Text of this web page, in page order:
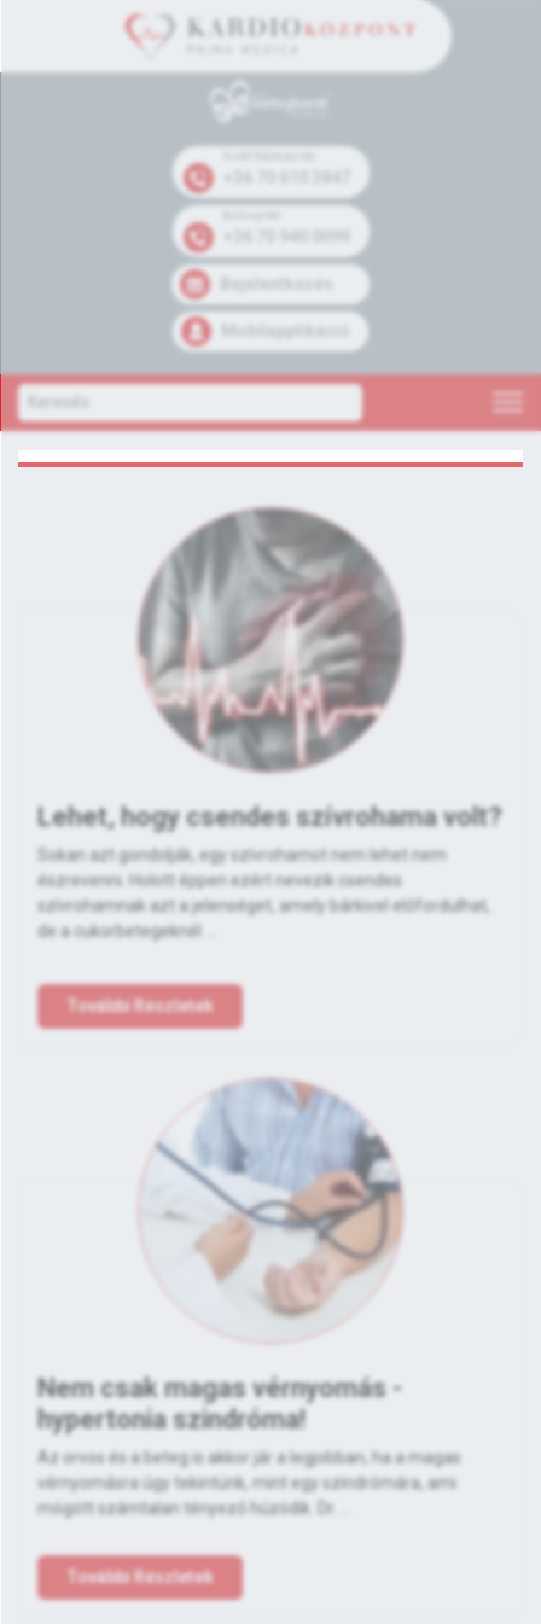
Bejelentkezés
Mobilapplikáció
Lehet, hogy csendes szívrohama volt?
Sokan azt gondolják, egy szívrohamot nem lehet nem
észrevenni. Holott éppen ezért nevezik csendes
szívrohamnak azt a jelenséget, amely bárkivel előfordulhat,
de a cukorbetegeknél ...
További Részletek
Nem csak magas vérnyomás -
hypertonia szindróma!
Az orvos és a beteg is akkor jár a legjobban, ha a magas
vérnyomásra úgy tekintünk, mint egy szindrómára, ami
mögött számtalan tényező húzódik. Dr. ...
További Részletek